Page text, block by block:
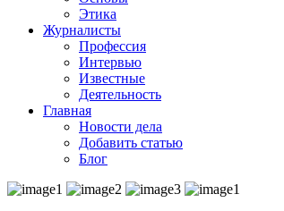
Этика
Журналисты
Профессия
Интервью
Известные
Деятельность
Главная
Новости дела
Добавить статью
Блог